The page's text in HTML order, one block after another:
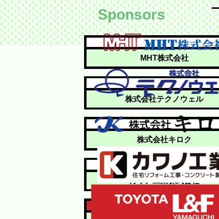
MHT株式会社
株式会社テクノウェル
株式会社キロク
カワノ工業株式会社